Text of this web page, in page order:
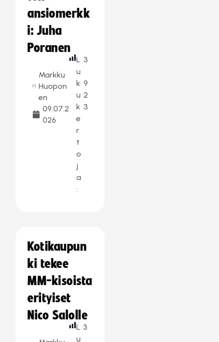
ansiomerkk
i: Juha
Poranen
Markku
Huopon
en
09.07.2
026
L
u
k
u
k
e
r
t
o
j
a
:
3
9
2
3
Kotikaupun
ki tekee
MM-kisoista
erityiset
Nico Salolle
L
u
3